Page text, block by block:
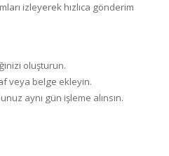
izleyerek hızlıca gönderim
oluşturun.
veya belge ekleyin.
aynı gün işleme alınsın.